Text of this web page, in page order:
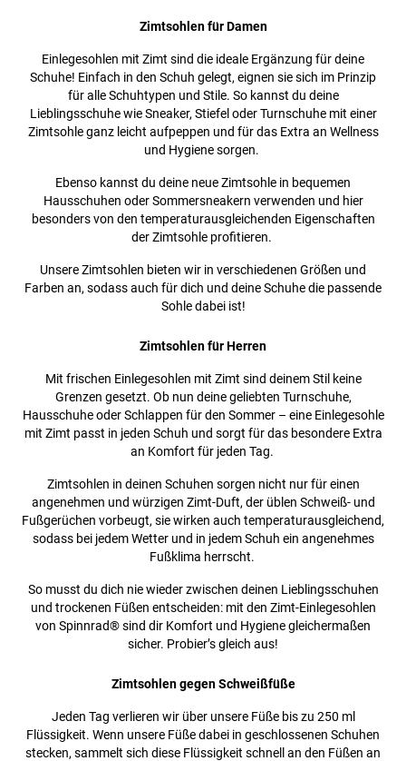
Zimtsohlen für Damen
Einlegesohlen mit Zimt sind die ideale Ergänzung für deine
Schuhe! Einfach in den Schuh gelegt, eignen sie sich im Prinzip
für alle Schuhtypen und Stile. So kannst du deine
Lieblingsschuhe wie Sneaker, Stiefel oder Turnschuhe mit einer
Zimtsohle ganz leicht aufpeppen und für das Extra an Wellness
und Hygiene sorgen.
Ebenso kannst du deine neue Zimtsohle in bequemen
Hausschuhen oder Sommersneakern verwenden und hier
besonders von den temperaturausgleichenden Eigenschaften
der Zimtsohle profitieren.
Unsere Zimtsohlen bieten wir in verschiedenen Größen und
Farben an, sodass auch für dich und deine Schuhe die passende
Sohle dabei ist!
Zimtsohlen für Herren
Mit frischen Einlegesohlen mit Zimt sind deinem Stil keine
Grenzen gesetzt. Ob nun deine geliebten Turnschuhe,
Hausschuhe oder Schlappen für den Sommer – eine Einlegesohle
mit Zimt passt in jeden Schuh und sorgt für das besondere Extra
an Komfort für jeden Tag.
Zimtsohlen in deinen Schuhen sorgen nicht nur für einen
angenehmen und würzigen Zimt-Duft, der üblen Schweiß- und
Fußgerüchen vorbeugt, sie wirken auch temperaturausgleichend,
sodass bei jedem Wetter und in jedem Schuh ein angenehmes
Fußklima herrscht.
So musst du dich nie wieder zwischen deinen Lieblingsschuhen
und trockenen Füßen entscheiden: mit den Zimt-Einlegesohlen
von Spinnrad® sind dir Komfort und Hygiene gleichermaßen
sicher. Probier’s gleich aus!
Zimtsohlen gegen Schweißfüße
Jeden Tag verlieren wir über unsere Füße bis zu 250 ml
Flüssigkeit. Wenn unsere Füße dabei in geschlossenen Schuhen
stecken, sammelt sich diese Flüssigkeit schnell an den Füßen an